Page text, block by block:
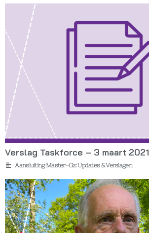
Verslag Taskforce – 3 maart 2021
Aansluiting Master-Gz: Updates & Verslagen